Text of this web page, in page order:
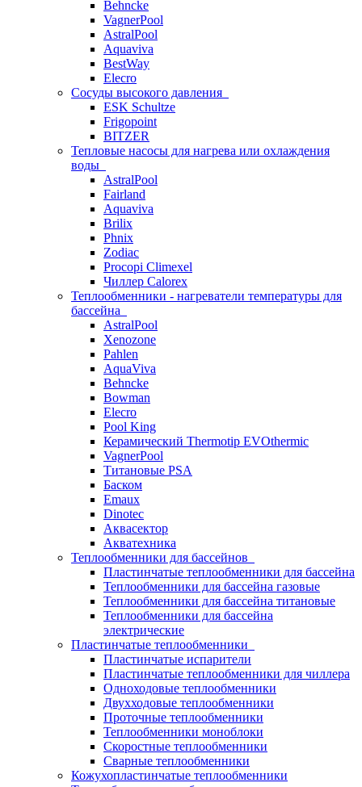
Behncke
VagnerPool
AstralPool
Aquaviva
BestWay
Elecro
Сосуды высокого давления
ESK Schultze
Frigopoint
BITZER
Тепловые насосы для нагрева или охлаждения
воды
AstralPool
Fairland
Aquaviva
Brilix
Phnix
Zodiac
Procopi Climexel
Чиллер Calorex
Теплообменники - нагреватели температуры для
бассейна
AstralPool
Xenozone
Pahlen
AquaViva
Behncke
Bowman
Elecro
Pool King
Керамический Thermotip EVOthermic
VagnerPool
Титановые PSA
Баском
Emaux
Dinotec
Аквасектор
Акватехника
Теплообменники для бассейнов
Пластинчатые теплообменники для бассейна
Теплообменники для бассейна газовые
Теплообменники для бассейна титановые
Теплообменники для бассейна
электрические
Пластинчатые теплообменники
Пластинчатые испарители
Пластинчатые теплообменники для чиллера
Одноходовые теплообменники
Двухходовые теплообменники
Проточные теплообменники
Теплообменники моноблоки
Скоростные теплообменники
Сварные теплообменники
Кожухопластинчатые теплообменники